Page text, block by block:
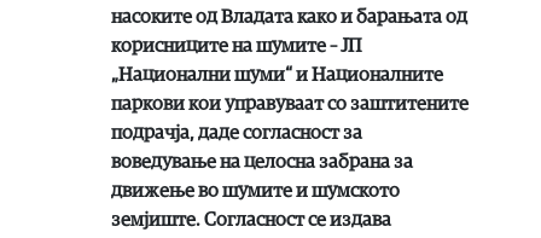
насоките од Владата како и барањата од
корисниците на шумите – ЈП
„Национални шуми“ и Националните
паркови кои управуваат со заштитените
подрачја, даде согласност за
воведување на целосна забрана за
движење во шумите и шумското
земјиште. Согласност се издава